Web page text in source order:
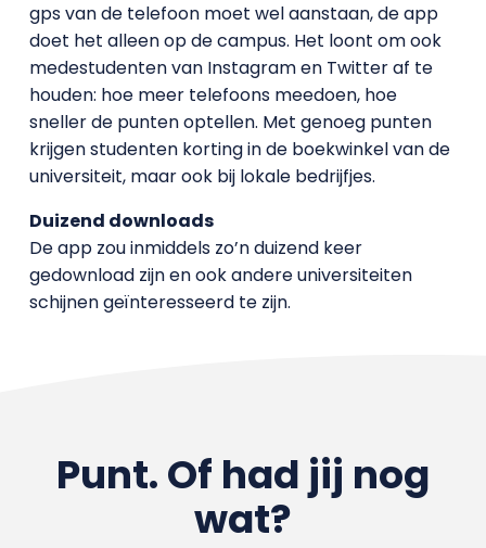
gps van de telefoon moet wel aanstaan, de app
doet het alleen op de campus. Het loont om ook
medestudenten van Instagram en Twitter af te
houden: hoe meer telefoons meedoen, hoe
sneller de punten optellen. Met genoeg punten
krijgen studenten korting in de boekwinkel van de
universiteit, maar ook bij lokale bedrijfjes.
Duizend downloads
De app zou inmiddels zo’n duizend keer
gedownload zijn en ook andere universiteiten
schijnen geïnteresseerd te zijn.
Punt. Of had jij nog
wat?